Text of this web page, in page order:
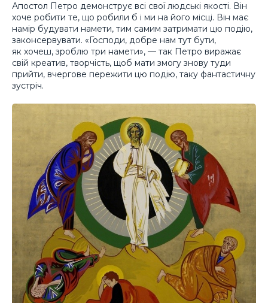
Апостол Петро демонструє всі свої людські якості. Він
хоче робити те, що робили б і ми на його місці. Він має
намір будувати намети, тим самим затримати цю подію,
законсервувати. «Господи, добре нам тут бути,
як хочеш, зроблю три намети», — так Петро виражає
свій креатив, творчість, щоб мати змогу знову туди
прийти, вчергове пережити цю подію, таку фантастичну
зустріч.